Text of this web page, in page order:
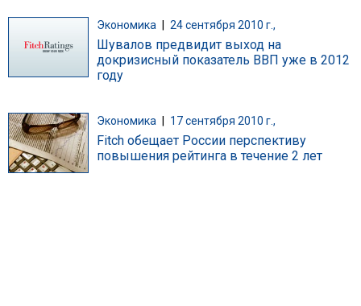
Экономика 24 сентября 2010 г.,
Шувалов предвидит выход на
докризисный показатель ВВП уже в 2012
году
Экономика 17 сентября 2010 г.,
Fitch обещает России перспективу
повышения рейтинга в течение 2 лет